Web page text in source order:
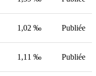
1,02 ‰ Publiée
1,11 ‰ Publiée